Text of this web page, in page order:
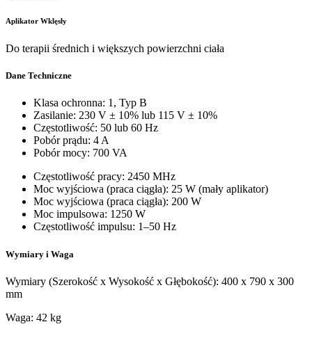
Aplikator Wklęsły
Do terapii średnich i większych powierzchni ciała
Dane Techniczne
Klasa ochronna: 1, Typ B
Zasilanie: 230 V ± 10% lub 115 V ± 10%
Częstotliwość: 50 lub 60 Hz
Pobór prądu: 4 A
Pobór mocy: 700 VA
Częstotliwość pracy: 2450 MHz
Moc wyjściowa (praca ciągła): 25 W (mały aplikator)
Moc wyjściowa (praca ciągła): 200 W
Moc impulsowa: 1250 W
Częstotliwość impulsu: 1–50 Hz
Wymiary i Waga
Wymiary (Szerokość x Wysokość x Głębokość): 400 x 790 x 300
mm
Waga: 42 kg